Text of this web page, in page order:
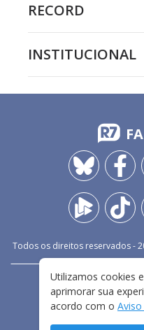
RECORD
INSTITUCIONAL
Todos os direitos reservados -
FALE
TERMOS E
Utilizamos cookies
aprimorar sua
acordo com o